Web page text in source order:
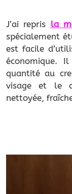
J’ai repris la
spécialement
est facile
économique.
quantité au
visage et le
nettoyée,